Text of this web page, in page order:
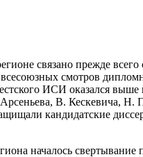
связано прежде
смотров
ИСИ оказался
В. Кескевича,
кандидатские
началось